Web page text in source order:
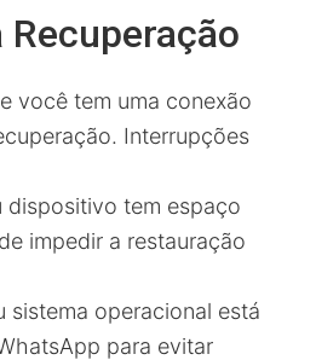
você tem uma conexão
Interrupções
dispositivo tem espaço
impedir a restauração
sistema operacional está
para evitar